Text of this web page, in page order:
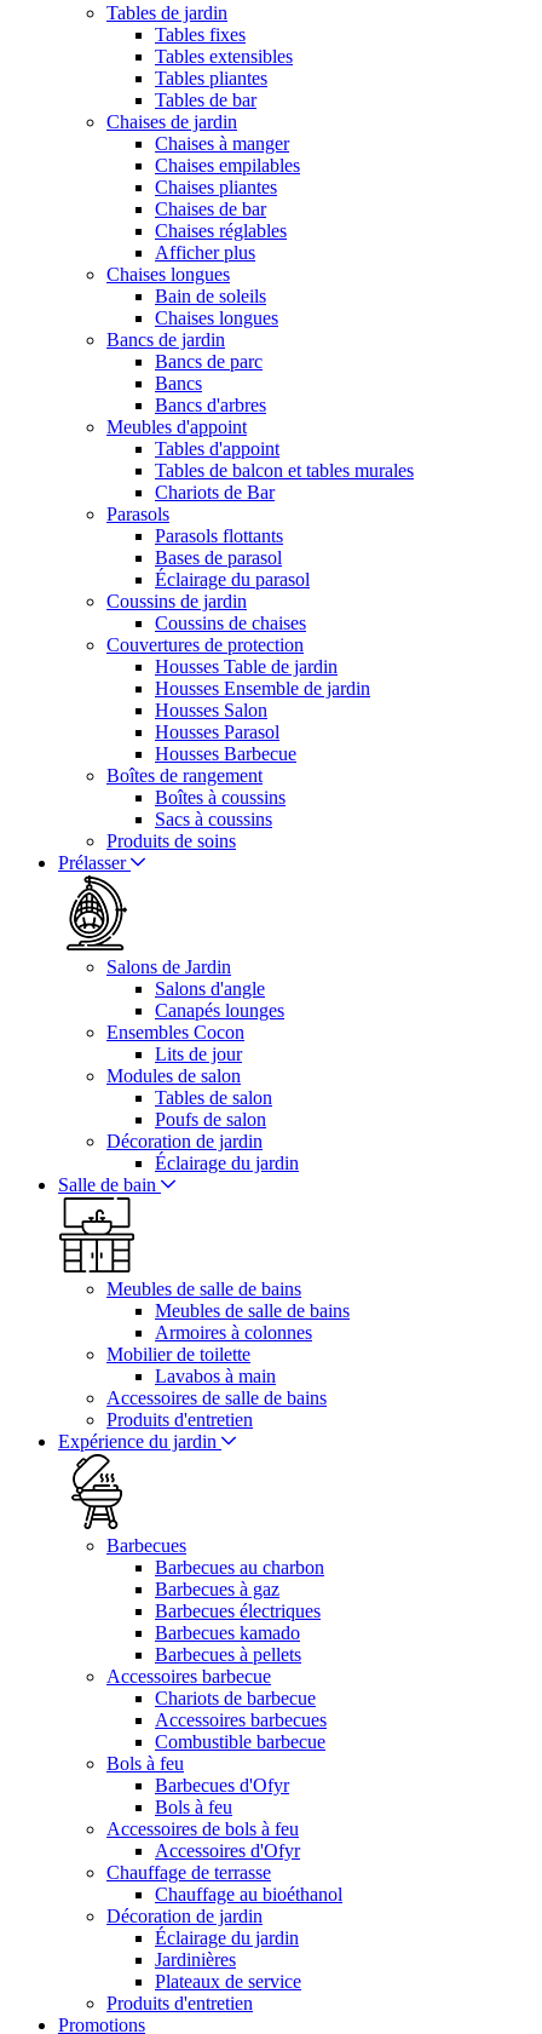
Tables de jardin
Tables fixes
Tables extensibles
Tables pliantes
Tables de bar
Chaises de jardin
Chaises à manger
Chaises empilables
Chaises pliantes
Chaises de bar
Chaises réglables
Afficher plus
Chaises longues
Bain de soleils
Chaises longues
Bancs de jardin
Bancs de parc
Bancs
Bancs d'arbres
Meubles d'appoint
Tables d'appoint
Tables de balcon et tables murales
Chariots de Bar
Parasols
Parasols flottants
Bases de parasol
Éclairage du parasol
Coussins de jardin
Coussins de chaises
Couvertures de protection
Housses Table de jardin
Housses Ensemble de jardin
Housses Salon
Housses Parasol
Housses Barbecue
Boîtes de rangement
Boîtes à coussins
Sacs à coussins
Produits de soins
Prélasser
Salons de Jardin
Salons d'angle
Canapés lounges
Ensembles Cocon
Lits de jour
Modules de salon
Tables de salon
Poufs de salon
Décoration de jardin
Éclairage du jardin
Salle de bain
Meubles de salle de bains
Meubles de salle de bains
Armoires à colonnes
Mobilier de toilette
Lavabos à main
Accessoires de salle de bains
Produits d'entretien
Expérience du jardin
Barbecues
Barbecues au charbon
Barbecues à gaz
Barbecues électriques
Barbecues kamado
Barbecues à pellets
Accessoires barbecue
Chariots de barbecue
Accessoires barbecues
Combustible barbecue
Bols à feu
Barbecues d'Ofyr
Bols à feu
Accessoires de bols à feu
Accessoires d'Ofyr
Chauffage de terrasse
Chauffage au bioéthanol
Décoration de jardin
Éclairage du jardin
Jardinières
Plateaux de service
Produits d'entretien
Promotions